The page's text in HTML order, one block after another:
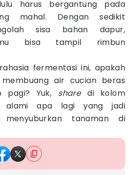
harus bergantung pada
mahal. Dengan sedikit
sisa bahan dapur,
bisa tampil rimbun
fermentasi ini, apakah
air cucian beras
pagi? Yuk, sharedi kolom
alami apa lagi yang jadi
tanaman di